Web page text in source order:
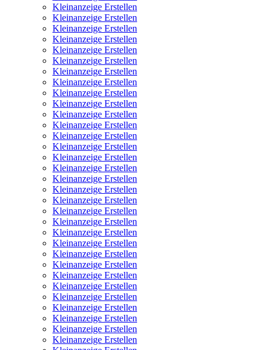
Kleinanzeige Erstellen
Kleinanzeige Erstellen
Kleinanzeige Erstellen
Kleinanzeige Erstellen
Kleinanzeige Erstellen
Kleinanzeige Erstellen
Kleinanzeige Erstellen
Kleinanzeige Erstellen
Kleinanzeige Erstellen
Kleinanzeige Erstellen
Kleinanzeige Erstellen
Kleinanzeige Erstellen
Kleinanzeige Erstellen
Kleinanzeige Erstellen
Kleinanzeige Erstellen
Kleinanzeige Erstellen
Kleinanzeige Erstellen
Kleinanzeige Erstellen
Kleinanzeige Erstellen
Kleinanzeige Erstellen
Kleinanzeige Erstellen
Kleinanzeige Erstellen
Kleinanzeige Erstellen
Kleinanzeige Erstellen
Kleinanzeige Erstellen
Kleinanzeige Erstellen
Kleinanzeige Erstellen
Kleinanzeige Erstellen
Kleinanzeige Erstellen
Kleinanzeige Erstellen
Kleinanzeige Erstellen
Kleinanzeige Erstellen